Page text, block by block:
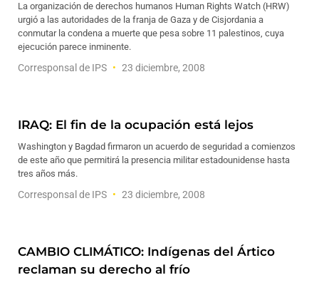
La organización de derechos humanos Human Rights Watch (HRW)
urgió a las autoridades de la franja de Gaza y de Cisjordania a
conmutar la condena a muerte que pesa sobre 11 palestinos, cuya
ejecución parece inminente.
Corresponsal de IPS 23 diciembre, 2008
IRAQ: El fin de la ocupación está lejos
Washington y Bagdad firmaron un acuerdo de seguridad a comienzos
de este año que permitirá la presencia militar estadounidense hasta
tres años más.
Corresponsal de IPS 23 diciembre, 2008
CAMBIO CLIMÁTICO: Indígenas del Ártico
reclaman su derecho al frío